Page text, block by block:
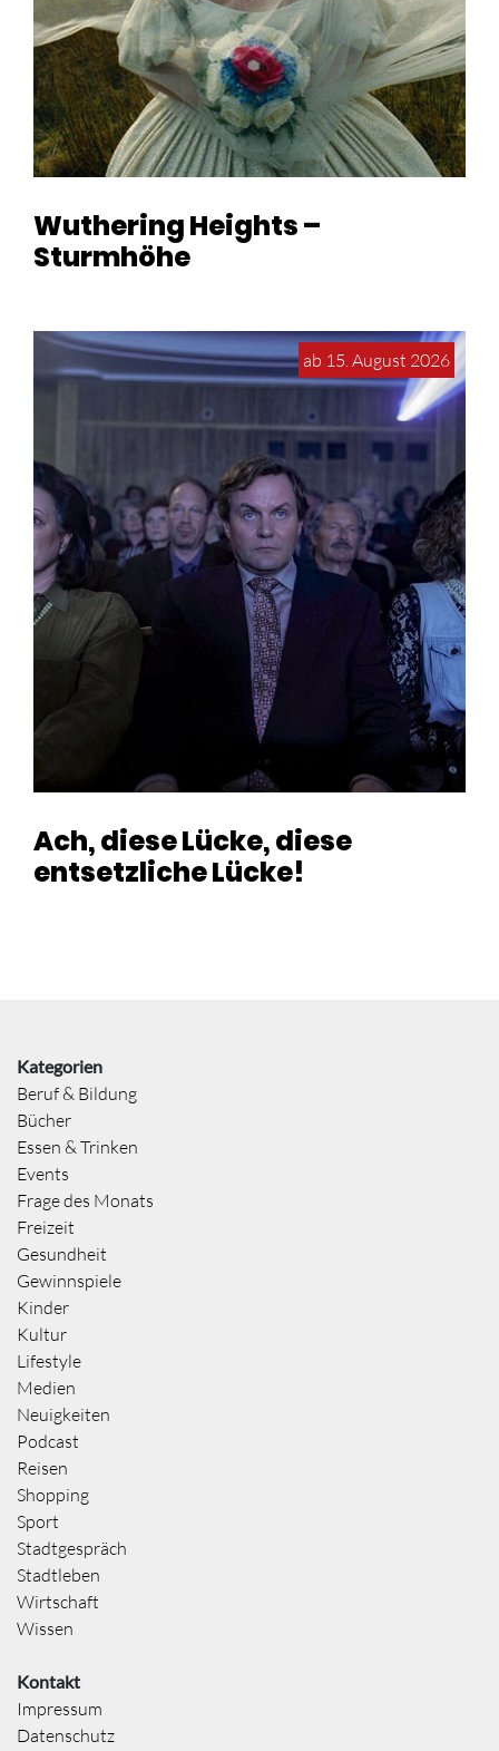
Wuthering Heights –
Sturmhöhe
ab 15. August 2026
Ach, diese Lücke, diese
entsetzliche Lücke!
Kategorien
Beruf & Bildung
Bücher
Essen & Trinken
Events
Frage des Monats
Freizeit
Gesundheit
Gewinnspiele
Kinder
Kultur
Lifestyle
Medien
Neuigkeiten
Podcast
Reisen
Shopping
Sport
Stadtgespräch
Stadtleben
Wirtschaft
Wissen
Kontakt
Impressum
Datenschutz